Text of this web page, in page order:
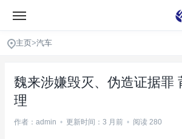
主页>汽车
魏来涉嫌毁灭、伪造证据罪
理
作者：admin • 更新时间：3 月前 • 阅读 280